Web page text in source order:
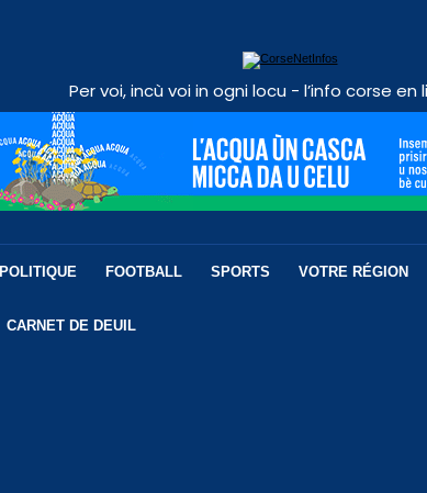
Per voi, incù voi in ogni locu - l’info corse en
POLITIQUE FOOTBALL SPORTS VOTRE RÉGION
CARNET DE DEUIL